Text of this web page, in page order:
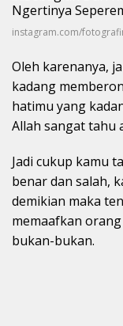
instagram.com/
Oleh karenanya,
kadang
hatimu yang
Allah sangat tahu
Jadi cukup kamu
benar dan salah,
demikian maka
memaafkan
bukan-bukan.